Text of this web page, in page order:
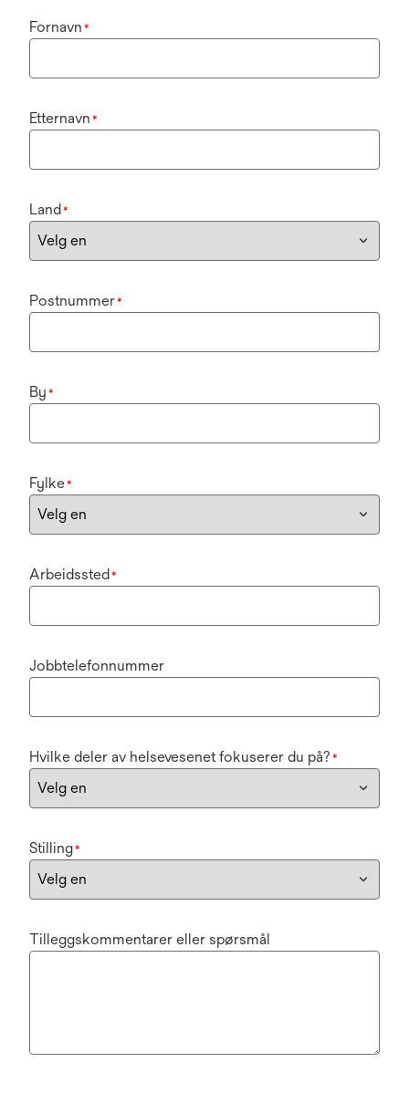
Fornavn *
Etternavn *
Land*
Postnummer*
By *
Fylke*
Arbeidssted*
Jobbtelefonnummer
Hvilke deler av helsevesenet fokuserer du på? *
Stilling*
Tilleggskommentarer eller spørsmål